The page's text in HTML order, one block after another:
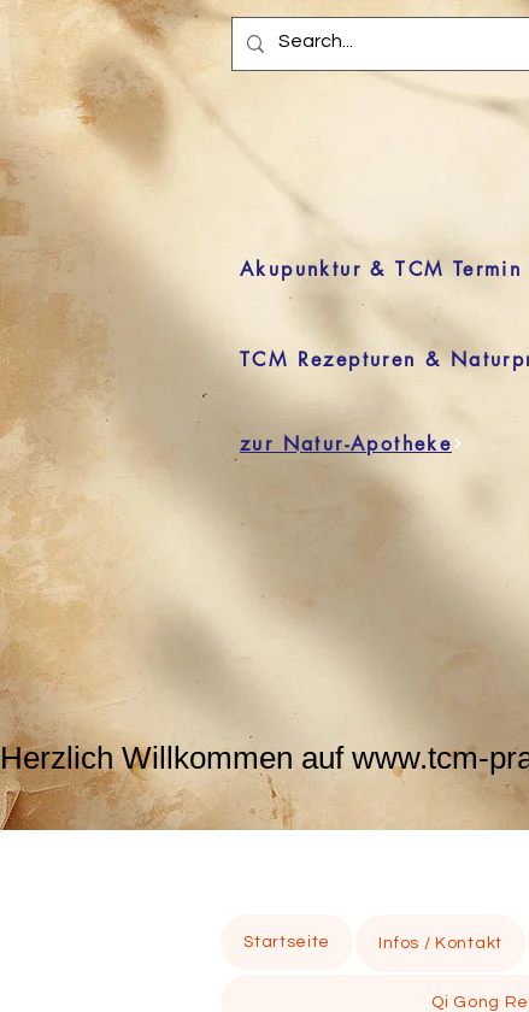
Akupunktur & TCM Termin
TCM Rezepturen &
zur Natur-Apotheke
Herzlich Willkommen auf www.tcm-
Startseite Infos / Kontakt
Qi Gong